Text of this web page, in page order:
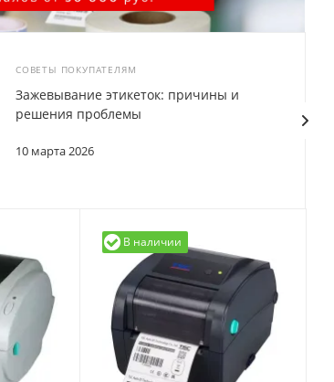
СОВЕТЫ ПОКУПАТЕЛЯМ
10 марта 2026
Зажевывание этикеток: причины и
решения проблемы
В наличии